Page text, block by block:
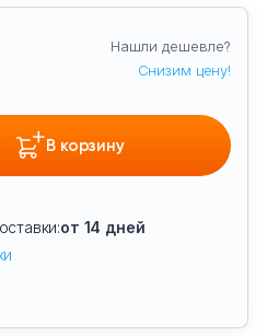
Нашли дешевле?
Снизим цену!
В корзину
от 14 дней